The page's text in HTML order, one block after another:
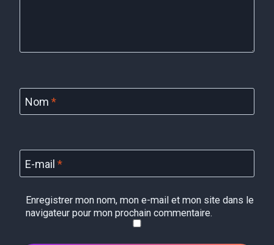
Nom *
E-mail *
Enregistrer mon nom, mon e-mail et mon site dans le
navigateur pour mon prochain commentaire.